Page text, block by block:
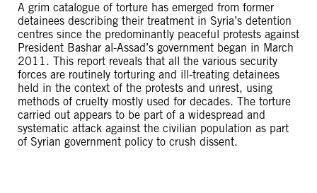
A grim catalogue of torture has emerged from former
detainees describing their treatment in Syria’s detention
centres since the predominantly peaceful protests against
President Bashar al-Assad’s government began in March
2011. This report reveals that all the various security
forces are routinely torturing and ill-treating detainees
held in the context of the protests and unrest, using
methods of cruelty mostly used for decades. The torture
carried out appears to be part of a widespread and
systematic attack against the civilian population as part
of Syrian government policy to crush dissent.